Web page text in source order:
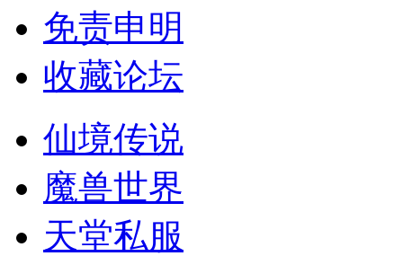
免责申明
收藏论坛
仙境传说
魔兽世界
天堂私服